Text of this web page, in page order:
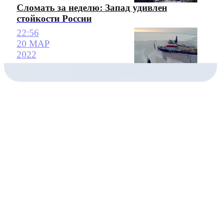
Сломать за неделю: Запад удивлен
стойкости России
22:56
20 МАР
2022